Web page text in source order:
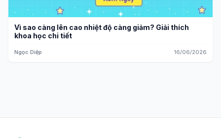
Vì sao càng lên cao nhiệt độ càng giảm? Giải thích
khoa học chi tiết
Ngọc Diệp 16/06/2026